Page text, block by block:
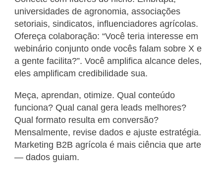
universidades de agronomia, associações
setoriais, sindicatos, influenciadores agrícolas.
Ofereça colaboração: “Você teria interesse em
webinário conjunto onde vocês falam sobre X e
a gente facilita?”. Você amplifica alcance deles,
eles amplificam credibilidade sua.
Meça, aprendan, otimize. Qual conteúdo
funciona? Qual canal gera leads melhores?
Qual formato resulta em conversão?
Mensalmente, revise dados e ajuste estratégia.
Marketing B2B agrícola é mais ciência que arte
— dados guiam.